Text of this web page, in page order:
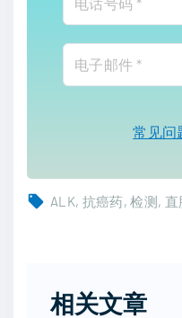
常见问
ALK 抗癌药 检测 直
相关文章